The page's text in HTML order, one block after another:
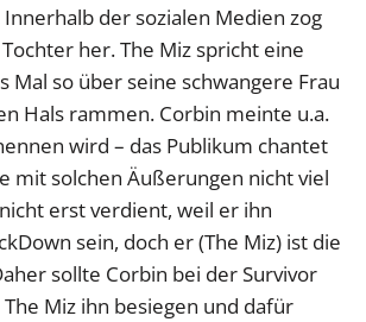
der sozialen Medien zog
her. The Miz spricht eine
so über seine schwangere Frau
Hals rammen. Corbin meinte u.a.
wird – das Publikum chantet
mit solchen Äußerungen nicht viel
erst verdient, weil er ihn
sein, doch er (The Miz) ist die
sollte Corbin bei der Survivor
Miz ihn besiegen und dafür